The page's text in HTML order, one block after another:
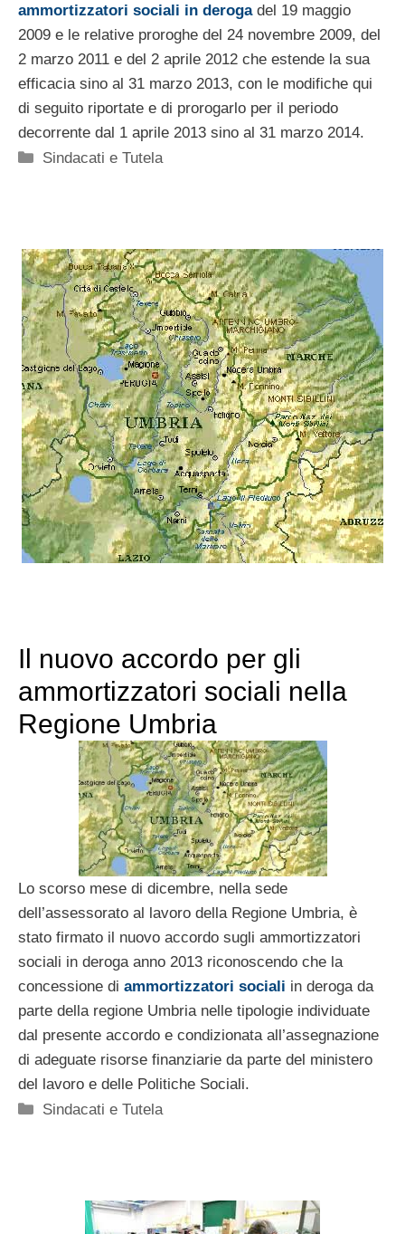
ammortizzatori sociali in derogadel 19 maggio
2009 e le relative proroghe del 24 novembre 2009, del
2 marzo 2011 e del 2 aprile 2012 che estende la sua
efficacia sino al 31 marzo 2013, con le modifiche qui
di seguito riportate e di prorogarlo per il periodo
decorrente dal 1 aprile 2013 sino al 31 marzo 2014.
Categorie
Sindacati e Tutela
Il nuovo accordo per gli
ammortizzatori sociali nella
Regione Umbria
Lo scorso mese di dicembre, nella sede
dell’assessorato al lavoro della Regione Umbria, è
stato firmato il nuovo accordo sugli ammortizzatori
sociali in deroga anno 2013 riconoscendo che la
concessione di ammortizzatori sociali in deroga da
parte della regione Umbria nelle tipologie individuate
dal presente accordo e condizionata all’assegnazione
di adeguate risorse finanziarie da parte del ministero
del lavoro e delle Politiche Sociali.
Categorie
Sindacati e Tutela